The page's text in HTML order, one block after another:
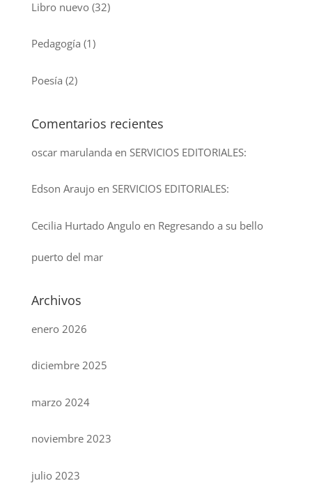
Libro nuevo(32)
Pedagogía (1)
Poesía (2)
Comentarios recientes
oscar marulanda en SERVICIOS EDITORIALES:
Edson Araujoen SERVICIOS EDITORIALES:
Cecilia Hurtado Anguloen Regresando a su bello
puerto del mar
Archivos
enero 2026
diciembre 2025
marzo 2024
noviembre 2023
julio 2023